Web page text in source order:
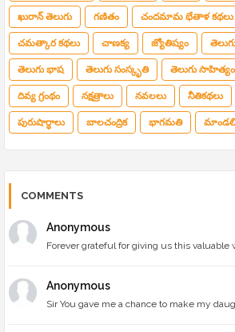
ఖురాన్ తెలుగు గణితం చందమామ భేతాళ కథలు
చమత్కార కథలు చాణక్య జ్యోతిష్యం
తెలుగు భాష తెలుగు సంస్కృతి తెలుగు సాహిత్యం
దివ్య గ్రంథం నక్షత్రాలు నవలలు నీతికథలు
పురుషార్థాలు బాలచంద్రిక భాగమతి
COMMENTS
Anonymous
Forever grateful for giving us this valuable
Anonymous
Sir You gave me a chance to make my